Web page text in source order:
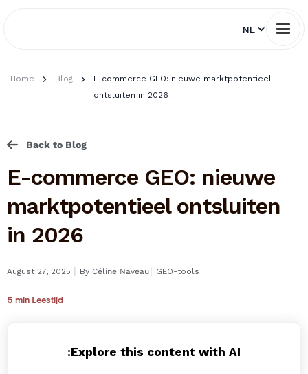
NL
Home Blog
E-commerce GEO: nieuwe marktpotentieel
ontsluiten in 2026
Back to Blog
E-commerce GEO: nieuwe
marktpotentieel ontsluiten
in 2026
August 27, 2025 I By Céline NaveauI GEO-tools
5 min Leestijd
Explore this content with AI: